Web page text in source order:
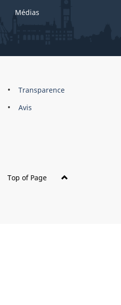
Médias
About
this
Brand
Transparence
Avis
Top of Page